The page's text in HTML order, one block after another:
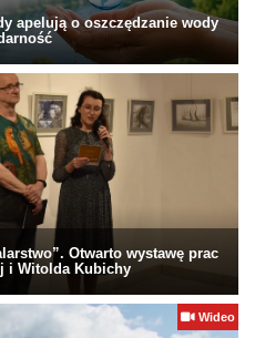
apelują o oszczędzanie wody
Otwarto wystawę prac
i Witolda Kubichy
Wideo